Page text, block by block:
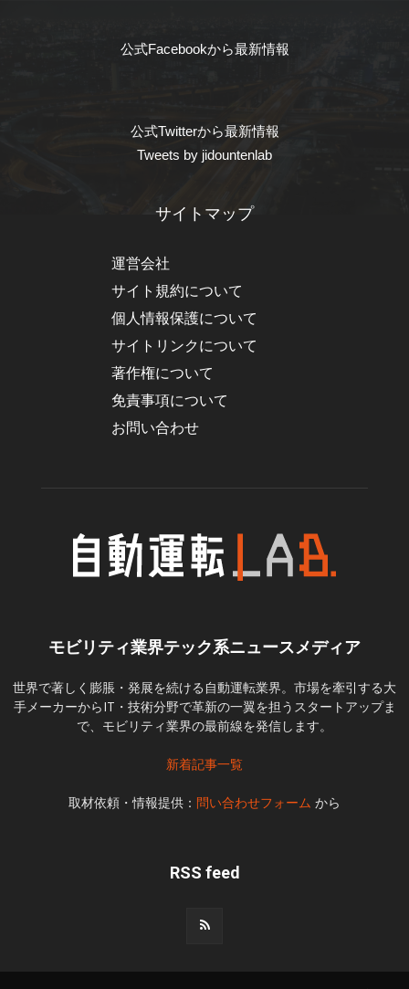
公式Facebookから最新情報
公式Twitterから最新情報
Tweets by jidountenlab
サイトマップ
運営会社
サイト規約について
個人情報保護について
サイトリンクについて
著作権について
免責事項について
お問い合わせ
モビリティ業界テック系ニュースメディア
世界で著しく膨脹・発展を続ける自動運転業界。市場を牽引する大
手メーカーからIT・技術分野で革新の一翼を担うスタートアップま
で、モビリティ業界の最前線を発信します。
新着記事一覧
取材依頼・情報提供： 問い合わせフォーム から
RSS feed